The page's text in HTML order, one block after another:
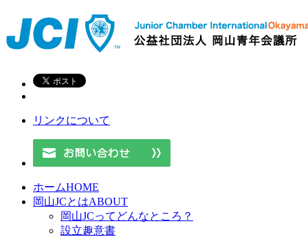
リンクについて
ホームHOME
岡山JCとはABOUT
岡山JCってどんなところ？
設立趣意書